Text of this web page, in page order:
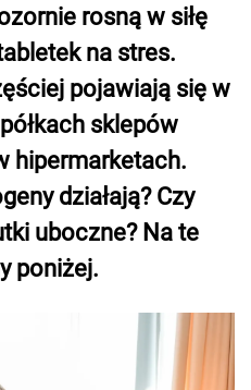
rosną w siłę
na stres.
pojawiają się w
sklepów
hipermarketach.
działają? Czy
uboczne? Na te
poniżej.